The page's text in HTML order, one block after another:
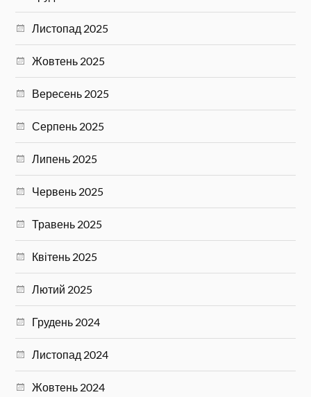
Листопад 2025
Жовтень 2025
Вересень 2025
Серпень 2025
Липень 2025
Червень 2025
Травень 2025
Квітень 2025
Лютий 2025
Грудень 2024
Листопад 2024
Жовтень 2024